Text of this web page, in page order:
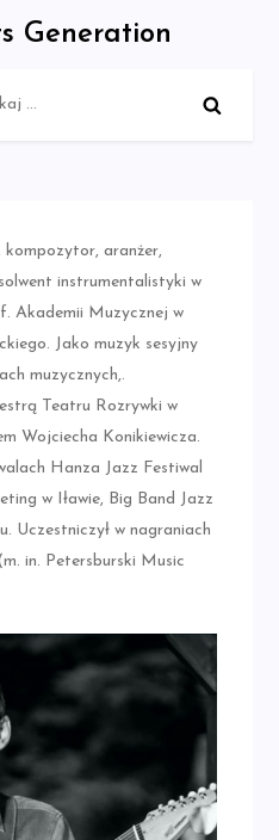
Generation
aranżer,
instrumentalistyki w
Akademii Muzycznej w
Jako muzyk sesyjny
muzycznych,.
Teatru Rozrywki w
Wojciecha Konikiewicza.
Hanza Jazz Festiwal
w Iławie, Big Band Jazz
Uczestniczył w nagraniach
in. Petersburski Music